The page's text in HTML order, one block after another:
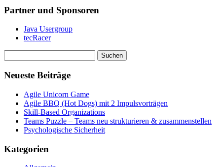
Partner und Sponsoren
Java Usergroup
tecRacer
nach:
Neueste Beiträge
Agile Unicorn Game
Agile BBQ (Hot Dogs) mit 2 Impulsvorträgen
Skill-Based Organizations
Teams Puzzle – Teams neu strukturieren & zusammenstellen
Psychologische Sicherheit
Kategorien